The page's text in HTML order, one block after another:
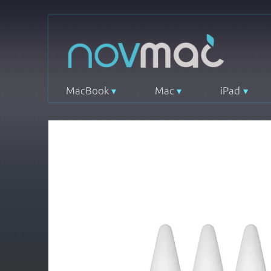
MacBook Mac iPad